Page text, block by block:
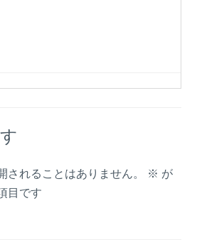
されることはありません。 ※ が
目です